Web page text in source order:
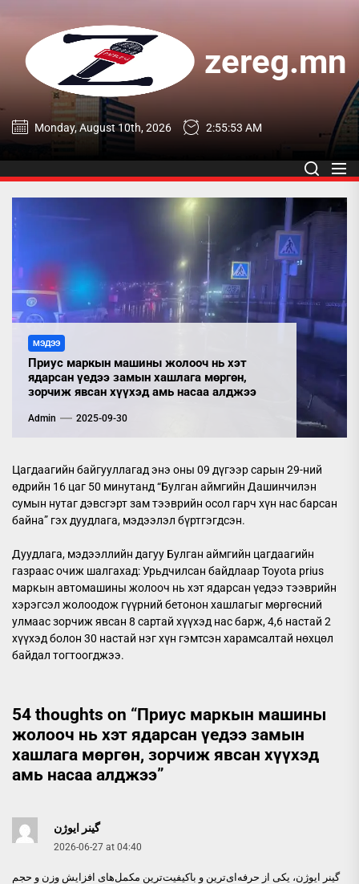
content
zereg.mn
zereg.mn
Monday, August 10th, 2026 2:55:55 AM
МЭДЭЭ
Приус маркын машины жолооч нь хэт
ядарсан үедээ замын хашлага мөргөн,
зорчиж явсан хүүхэд амь насаа алджээ
Admin 2025-09-30
Цагдаагийн байгууллагад энэ оны 09 дүгээр сарын 29-ний
өдрийн 16 цаг 50 минутанд “Булган аймгийн Дашинчилэн
сумын нутаг дэвсгэрт зам тээврийн осол гарч хүн нас барсан
байна” гэх дуудлага, мэдээлэл бүртгэгдсэн.
Дуудлага, мэдээллийн дагуу Булган аймгийн цагдаагийн
газраас очиж шалгахад: Урьдчилсан байдлаар Toyota prius
маркын автомашины жолооч нь хэт ядарсан үедээ тээврийн
хэрэгсэл жолоодож гүүрний бетонон хашлагыг мөргөсний
улмаас зорчиж явсан 8 сартай хүүхэд нас барж, 4,6 настай 2
хүүхэд болон 30 настай нэг хүн гэмтсэн харамсалтай нөхцөл
байдал тогтоогджээ.
54 thoughts on “Приус маркын машины
жолооч нь хэт ядарсан үедээ замын
хашлага мөргөн, зорчиж явсан хүүхэд
амь насаа алджээ”
گینر ایوژن
2026-06-27 at 04:40
گینر ایوژن، یکی از حرفه‌ای‌ترین و باکیفیت‌ترین مکمل‌های افزایش وزن و حجم